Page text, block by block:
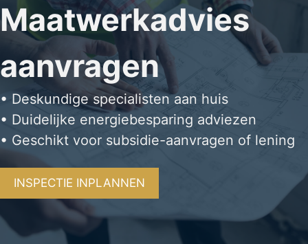
Maatwerkadvies
aanvragen
• Deskundige specialisten aan huis
• Duidelijke energiebesparing adviezen
• Geschikt voor subsidie-aanvragen of lening
INSPECTIE INPLANNEN